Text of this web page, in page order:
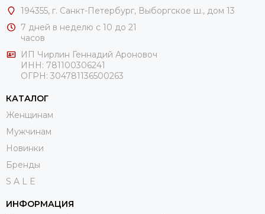
194355, г. Санкт-Петербург, Выборгское ш., дом 13
7 дней в неделю с 10 до 21
часов
ИП Чирлин Геннадий Ароновоч
ИНН: 781100306241
ОГРН: 304781136500263
КАТАЛОГ
Женщинам
Мужчинам
Новинки
Бренды
S A L E
ИНФОРМАЦИЯ